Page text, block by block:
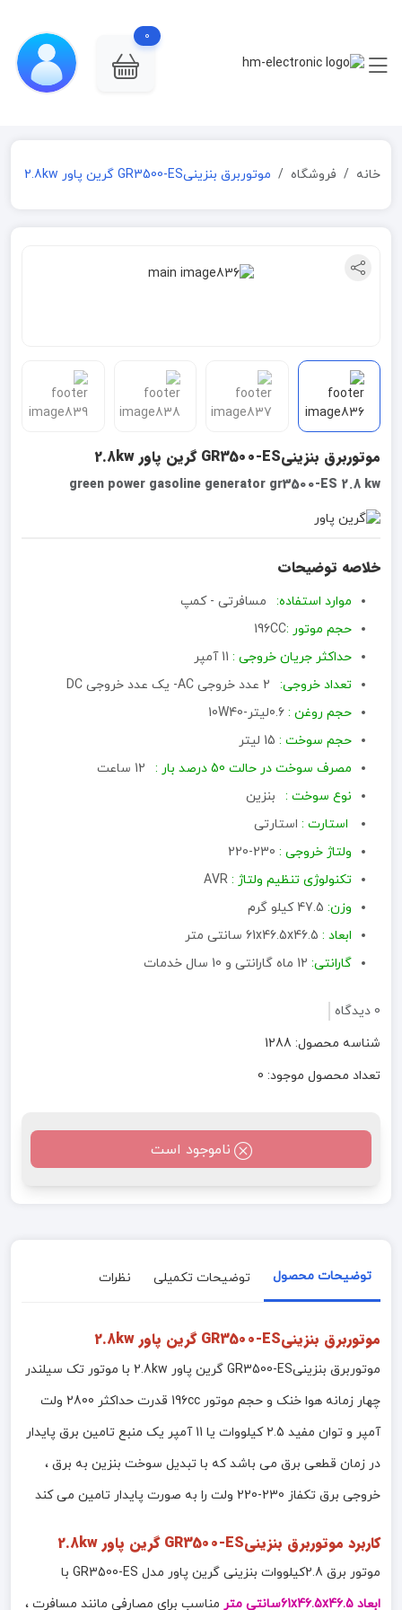
0
خانه فروشگاه موتوربرق بنزینیGR3500-ES گرین پاور 2.8kw
موتوربرق بنزینیGR3500-ES گرین پاور 2.8kw
green power gasoline generator gr3500-ES 2.8 kw
خلاصه توضیحات
موارد استفاده:
مسافرتی - کمپ
حجم موتور :196CC
حداکثر جریان خروجی :
تعداد خروجی:
2 عدد خروجی AC- یک عدد خروجی DC
حجم روغن : 0.6لیتر-10W40
حجم سوخت : 15 لیتر
مصرف سوخت در حالت 50 درصد بار :
12 ساعت
نوع سوخت :
بنزین
استارت : استارتی
ولتاژ خروجی :
تکنولوژی تنظیم ولتاژ :
وزن: 47.5 کیلو گرم
ابعاد : 61x46.5x46.5 سانتی متر
گارانتی:
0 دیدگاه
شناسه محصول: 1288
تعداد محصول موجود: 0
ناموجود است
توضیحات محصول توضیحات تکمیلی نظرات
موتوربرق بنزینیGR3500-ES گرین پاور 2.8kw
موتوربرق بنزینیGR3500-ES گرین پاور 2.8kw با موتور تک سیلندر
چهار زمانه هوا خنک و حجم موتور 196cc قدرت حداکثر 2800 ولت
آمپر و توان مفید 2.5 کیلووات یا 11 آمپر یک منبع تامین برق پایدار
در زمان قطعی برق می باشد که با تبدیل سوخت بنزین به برق ،
خروجی برق تکفاز 230-220 ولت را به صورت پایدار تامین می کند
کاربرد موتوربرق بنزینیGR3500-ES گرین پاور 2.8kw
موتور برق 2.8کیلووات بنزینی گرین پاور مدل GR3500-ES با
ابعاد 61x46.5x46.5سانتی متر
مناسب برای مصارفی مانند مسافرت ،